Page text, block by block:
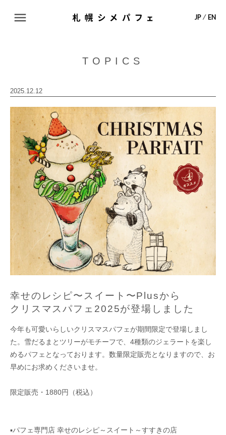
ABOUT
MAP
CONTACT
JP ⁄ EN
TOPICS
2025.12.12
幸せのレシピ〜スイート〜Plusから
クリスマスパフェ2025が登場しました
今年も可愛いらしいクリスマスパフェが期間限定で登場しまし
た。雪だるまとツリーがモチーフで、4種類のジェラートを楽し
めるパフェとなっております。数量限定販売となりますので、お
早めにお求めくださいませ。
限定販売・1880円（税込）
▪︎パフェ専門店 幸せのレシピ～スイート～すすきの店